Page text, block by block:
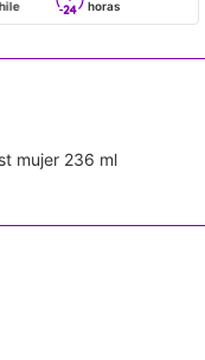
horas
mujer 236 ml